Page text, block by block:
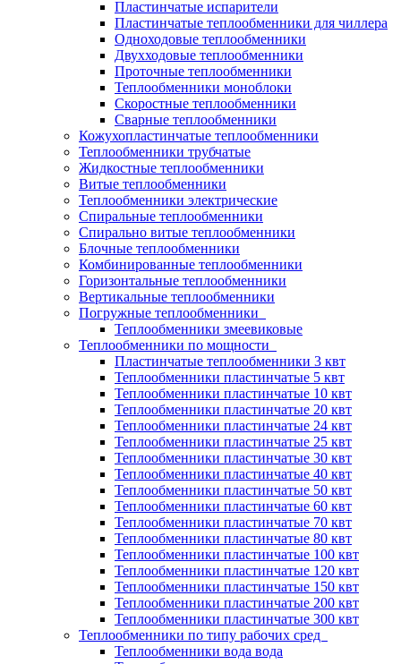
Пластинчатые испарители
Пластинчатые теплообменники для чиллера
Одноходовые теплообменники
Двухходовые теплообменники
Проточные теплообменники
Теплообменники моноблоки
Скоростные теплообменники
Сварные теплообменники
Кожухопластинчатые теплообменники
Теплообменники трубчатые
Жидкостные теплообменники
Витые теплообменники
Теплообменники электрические
Спиральные теплообменники
Спирально витые теплообменники
Блочные теплообменники
Комбинированные теплообменники
Горизонтальные теплообменники
Вертикальные теплообменники
Погружные теплообменники
Теплообменники змеевиковые
Теплообменники по мощности
Пластинчатые теплообменники 3 квт
Теплообменники пластинчатые 5 квт
Теплообменники пластинчатые 10 квт
Теплообменники пластинчатые 20 квт
Теплообменники пластинчатые 24 квт
Теплообменники пластинчатые 25 квт
Теплообменники пластинчатые 30 квт
Теплообменники пластинчатые 40 квт
Теплообменники пластинчатые 50 квт
Теплообменники пластинчатые 60 квт
Теплообменники пластинчатые 70 квт
Теплообменники пластинчатые 80 квт
Теплообменники пластинчатые 100 квт
Теплообменники пластинчатые 120 квт
Теплообменники пластинчатые 150 квт
Теплообменники пластинчатые 200 квт
Теплообменники пластинчатые 300 квт
Теплообменники по типу рабочих сред
Теплообменники вода вода